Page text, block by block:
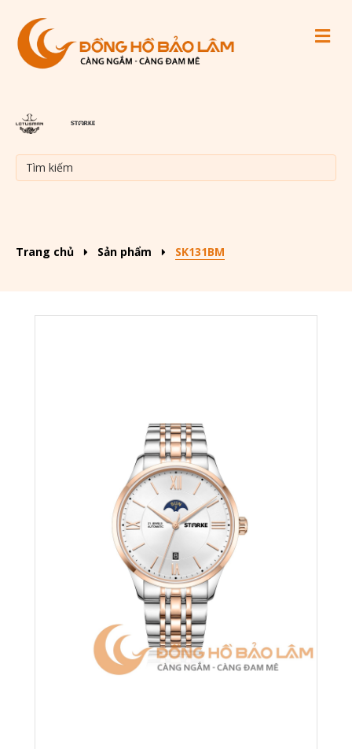
Trang chủ Sản phẩm SK131BM